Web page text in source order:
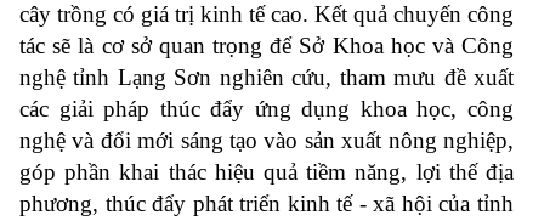
cây trồng có giá trị kinh tế cao. Kết quả chuyến công
tác sẽ là cơ sở quan trọng để Sở Khoa học và Công
nghệ tỉnh Lạng Sơn nghiên cứu, tham mưu đề xuất
các giải pháp thúc đẩy ứng dụng khoa học, công
nghệ và đổi mới sáng tạo vào sản xuất nông nghiệp,
góp phần khai thác hiệu quả tiềm năng, lợi thế địa
phương, thúc đẩy phát triển kinh tế - xã hội của tỉnh